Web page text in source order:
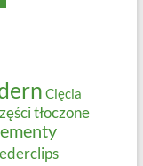
Cięcia
tłoczone